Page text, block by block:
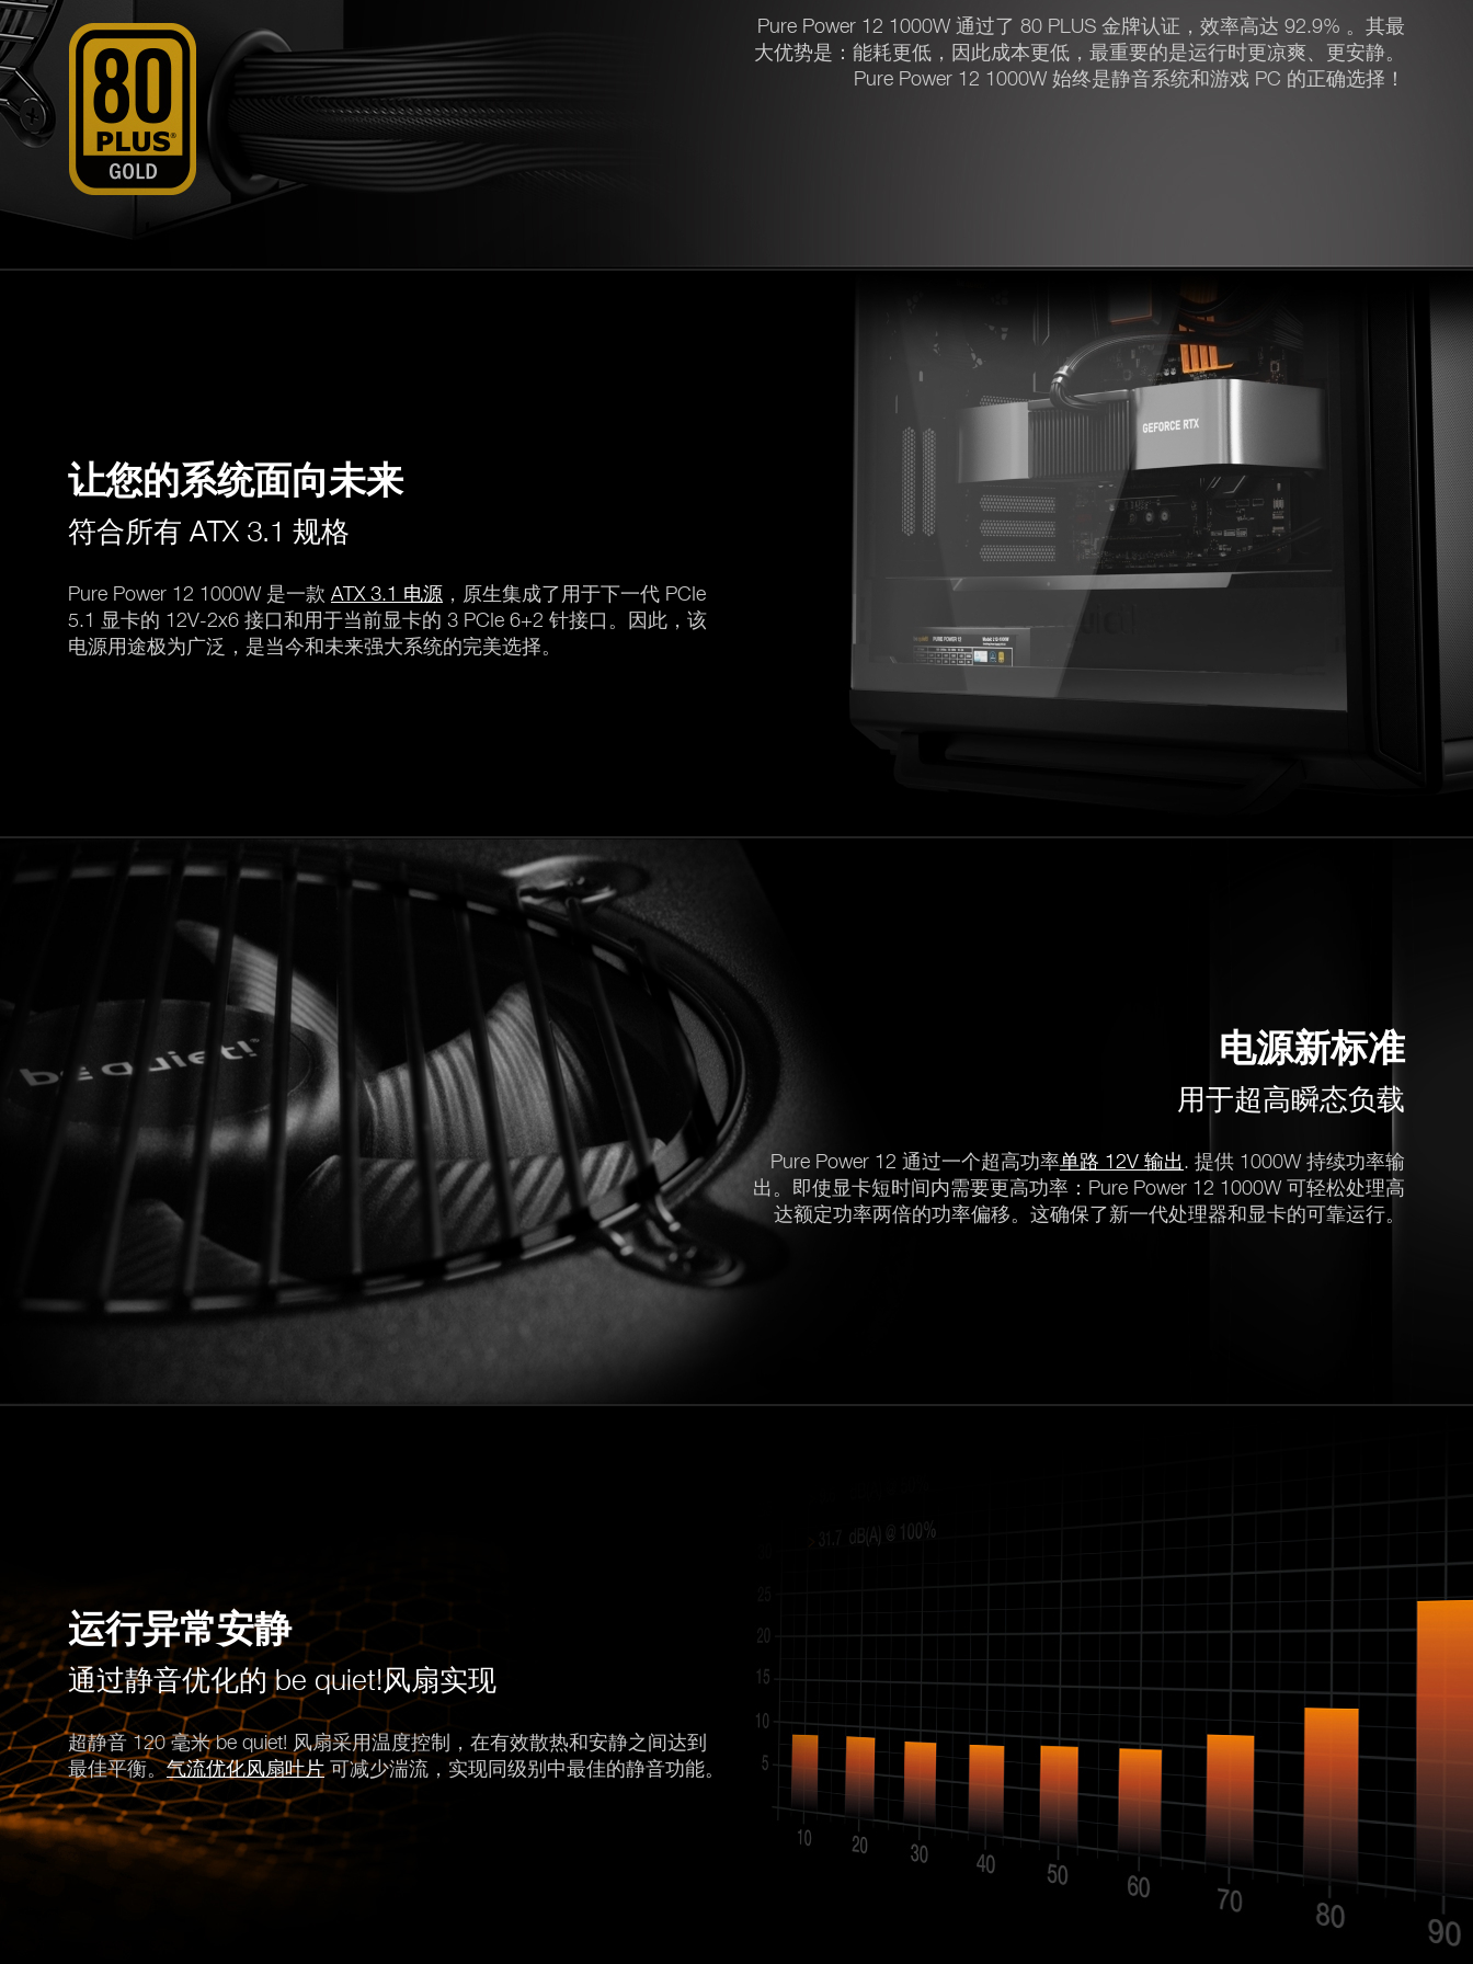
Pure Power 12 1000W 通过了 80 PLUS 金牌认证，效率高达 92.9% 。其最
大优势是：能耗更低，因此成本更低，最重要的是运行时更凉爽、更安静。
Pure Power 12 1000W 始终是静音系统和游戏 PC 的正确选择！
让您的系统面向未来
符合所有 ATX 3.1 规格
Pure Power 12 1000W 是一款 ATX 3.1 电源 ，原生集成了用于下一代 PCIe
5.1 显卡的 12V-2x6 接口和用于当前显卡的 3 PCIe 6+2 针接口。因此，该
电源用途极为广泛，是当今和未来强大系统的完美选择。
电源新标准
用于超高瞬态负载
Pure Power 12 通过一个超高功率单路 12V 输出. 提供 1000W 持续功率输
出。即使显卡短时间内需要更高功率：Pure Power 12 1000W 可轻松处理高
达额定功率两倍的功率偏移。这确保了新一代处理器和显卡的可靠运行。
运行异常安静
通过静音优化的 be quiet!风扇实现
超静音 120 毫米 be quiet! 风扇采用温度控制，在有效散热和安静之间达到
最佳平衡。气流优化风扇叶片可减少湍流，实现同级别中最佳的静音功能。